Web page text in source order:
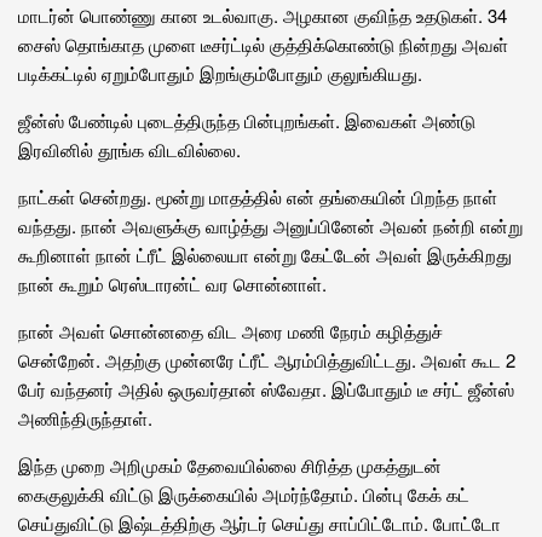
மாடர்ன் பொண்ணு கான உடல்வாகு. அழகான குவிந்த உதடுகள். 34
சைஸ் தொங்காத முளை டீசர்ட்டில் குத்திக்கொண்டு நின்றது அவள்
படிக்கட்டில் ஏறும்போதும் இறங்கும்போதும் குலுங்கியது.
ஜீன்ஸ் பேண்டில் புடைத்திருந்த பின்புறங்கள். இவைகள் அண்டு
இரவினில் தூங்க விடவில்லை.
நாட்கள் சென்றது. மூன்று மாதத்தில் என் தங்கையின் பிறந்த நாள்
வந்தது. நான் அவளுக்கு வாழ்த்து அனுப்பினேன் அவன் நன்றி என்று
கூறினாள் நான் ட்ரீட் இல்லையா என்று கேட்டேன் அவள் இருக்கிறது
நான் கூறும் ரெஸ்டாரன்ட் வர சொன்னாள்.
நான் அவள் சொன்னதை விட அரை மணி நேரம் கழித்துச்
சென்றேன். அதற்கு முன்னரே ட்ரீட் ஆரம்பித்துவிட்டது. அவள் கூட 2
பேர் வந்தனர் அதில் ஒருவர்தான் ஸ்வேதா. இப்போதும் டீ சர்ட் ஜீன்ஸ்
அணிந்திருந்தாள்.
இந்த முறை அறிமுகம் தேவையில்லை சிரித்த முகத்துடன்
கைகுலுக்கி விட்டு இருக்கையில் அமர்ந்தோம். பின்பு கேக் கட்
செய்துவிட்டு இஷ்டத்திற்கு ஆர்டர் செய்து சாப்பிட்டோம். போட்டோ